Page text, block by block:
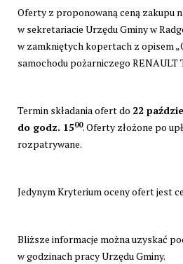
Oferty z proponowaną ceną zakupu
w sekretariacie Urzędu Gminy w
w zamkniętych kopertach z opisem
samochodu pożarniczego RENAULT
Termin składania ofert do 22
do godz. 1500. Oferty złożone po
rozpatrywane.
Jedynym Kryterium oceny ofert jest
Bliższe informacje można uzyskać
w godzinach pracy Urzędu Gminy.